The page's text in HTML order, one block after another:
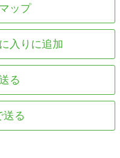
ップ
入りに追加
る
送る